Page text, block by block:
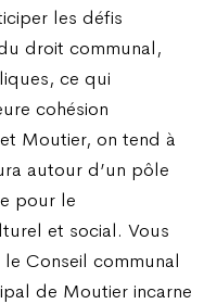
les défis
droit communal,
ce qui
cohésion
Moutier, on tend à
autour d’un pôle
pour le
et social. Vous
Conseil communal
de Moutier incarne